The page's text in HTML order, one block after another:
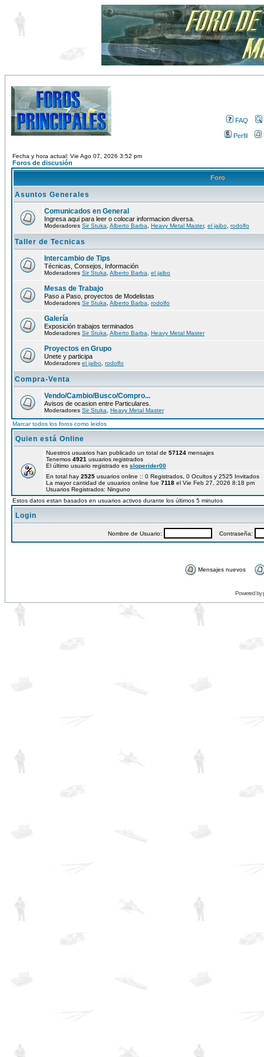
FAQ
Perfil
Fecha y hora actual: Vie Ago 07, 2026 3:52 pm
Foros de discusión
Foro
Asuntos Generales
Comunicados en General
Ingresa aqui para leer o colocar informacion diversa.
Moderadores Sir Stuka Alberto Barba Heavy Metal Master, el jaibo rodolfo
Taller de Tecnicas
Intercambio de Tips
Técnicas, Consejos, Información
Moderadores Sir Stuka Alberto Barba el jaibo
Mesas de Trabajo
Paso a Paso, proyectos de Modelistas
Moderadores Sir Stuka Alberto Barba rodolfo
Galería
Exposición trabajos terminados
Moderadores Sir Stuka Alberto Barba Heavy Metal Master
Proyectos en Grupo
Unete y participa
Moderadores el jaibo rodolfo
Compra-Venta
Vendo/Cambio/Busco/Compro...
Avisos de ocasion entre Particulares.
Moderadores Sir Stuka Heavy Metal Master
Marcar todos los foros como leidos
Quien está Online
Nuestros usuarios han publicado un total de 57124 mensajes
Tenemos 4921 usuarios registrados
El último usuario registrado es sloperider00
En total hay 2525 usuarios online :: 0 Registrados, 0 Ocultos y 2525
La mayor cantidad de usuarios online fue 7118 el Vie Feb 27, 2026 8:18 pm
Usuarios Registrados: Ninguno
Estos datos estan basados en usuarios activos durante los últimos 5 minutos
Login
Nombre de Usuario: Contraseña:
Mensajes nuevos
Powered by